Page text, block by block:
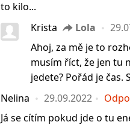
to kilo...
Krista
Lola
Ahoj, za mě je to
musím říct, že jen tu
jedete? Pořád je
Nelina
29.09.2022
Já se cítím pokud jde o tu